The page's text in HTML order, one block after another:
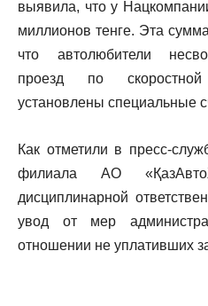
выявила, что у
миллионов тенге. Эта
что автолюбители
проезд по скоростной
установлены специальные
Как отметили в пресс-
филиала АО
дисциплинарной
увод от мер
отношении не уплативших